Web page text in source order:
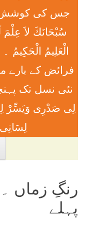
جس کی کوشش
سُبْحَانَكَ لاَ عِلْمَ
الْعَلِيمُ
فرائض کے بارے
نئی نسل تک
لِی صَدْرِی وَيَسِّرْ
رنگِ زماں
پہلے